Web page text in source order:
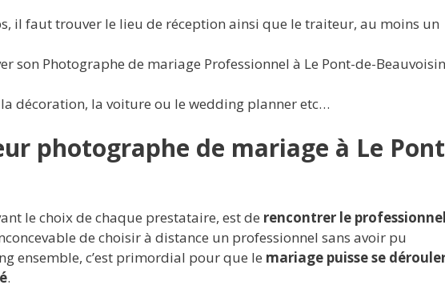
il faut trouver le lieu de réception ainsi que le traiteur, au moins un
son Photographe de mariage Professionnel à Le Pont-de-Beauvoisin
la décoration, la voiture ou le wedding planner etc…
photographe de mariage à Le
le choix de chaque prestataire, est de rencontrer le
de choisir à distance un professionnel sans avoir pu
ensemble, c’est primordial pour que le mariage puisse se
.